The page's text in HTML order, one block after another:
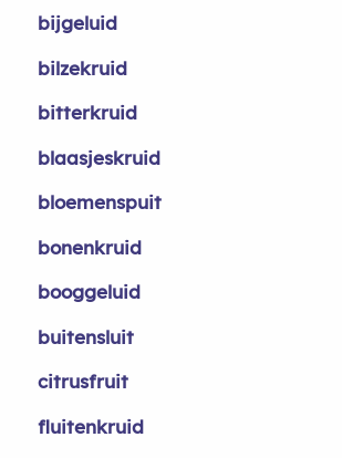
bijgeluid
bilzekruid
bitterkruid
blaasjeskruid
bloemenspuit
bonenkruid
booggeluid
buitensluit
citrusfruit
fluitenkruid